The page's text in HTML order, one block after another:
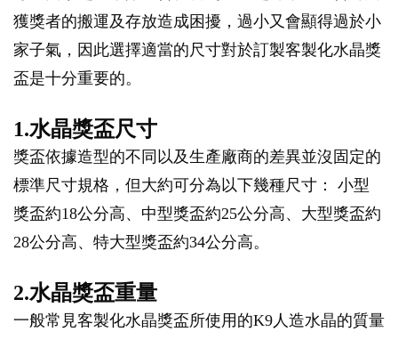
獲獎者的搬運及存放造成困擾，過小又會顯得過於小
家子氣，因此選擇適當的尺寸對於訂製客製化水晶獎
盃是十分重要的。
1.水晶獎盃尺寸
獎盃依據造型的不同以及生產廠商的差異並沒固定的
標準尺寸規格，但大約可分為以下幾種尺寸： 小型
獎盃約18公分高、中型獎盃約25公分高、大型獎盃約
28公分高、特大型獎盃約34公分高。
2.水晶獎盃重量
一般常見客製化水晶獎盃所使用的K9人造水晶的質量